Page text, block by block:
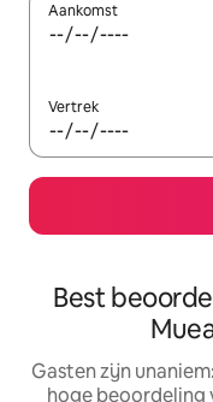
Aankomst
Vertrek
Best
Gasten zijn
hoge beoordeling